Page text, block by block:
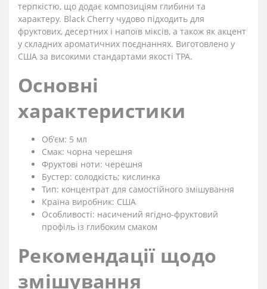
терпкістю, що додає композиціям глибини та
характеру. Black Cherry чудово підходить для
фруктових, десертних і напоїв міксів, а також як акцент
у складних ароматичних поєднаннях. Виготовлено у
США за високими стандартами якості TPA.
Основні
характеристики
Обʼєм: 5 мл
Смак: чорна черешня
Фруктові ноти: черешня
Бустер: солодкість; кислинка
Тип: концентрат для самостійного змішування
Країна виробник: США
Особливості: насичений ягідно-фруктовий
профіль із глибоким смаком
Рекомендації щодо
змішування